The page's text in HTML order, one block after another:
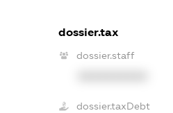
dossier.tax
dossier.staff
dossier.taxDebt